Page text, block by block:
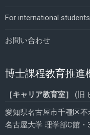
For international students
お問い合わせ
博士課程教育推進
［キャリア教育室］
(旧
愛知県名古屋市千種区不
名古屋大学 理学部C館・